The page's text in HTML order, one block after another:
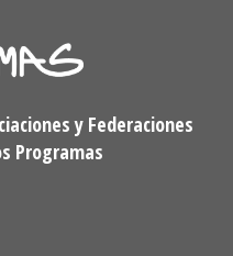
y Federaciones
Programas